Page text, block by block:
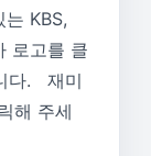
KBS,
로고를 클
다. 재미
해 주세